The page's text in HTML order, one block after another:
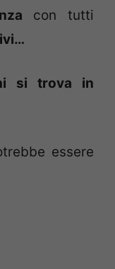
con tutti
si trova in
essere